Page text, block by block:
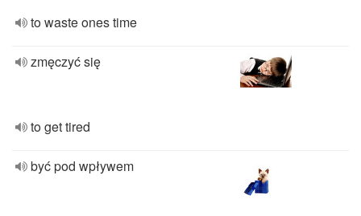
to waste ones time
zmęczyć się
to get tired
być pod wpływem